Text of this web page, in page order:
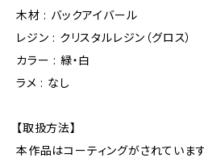
木材 : バックアイバール
レジン : クリスタルレジン（グロス）
カラー : 緑・白
ラメ : なし
【取扱方法】
本作品はコーティングがされていま